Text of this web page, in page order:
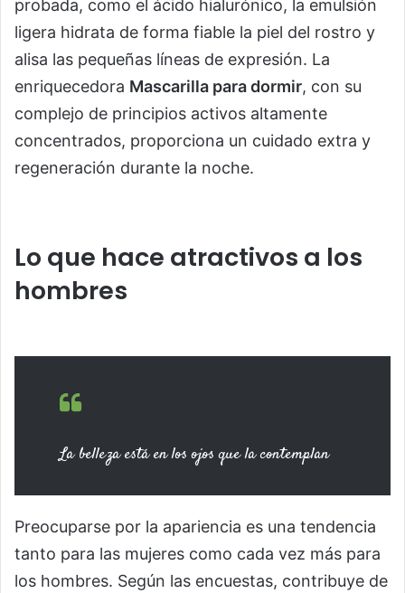
probada, como el ácido hialurónico, la emulsión
ligera hidrata de forma fiable la piel del rostro y
alisa las pequeñas líneas de expresión. La
enriquecedora Mascarilla para dormir, con su
complejo de principios activos altamente
concentrados, proporciona un cuidado extra y
regeneración durante la noche.
Lo que hace atractivos a los
hombres
La belleza está en los ojos que la contemplan
Preocuparse por la apariencia es una tendencia
tanto para las mujeres como cada vez más para
los hombres. Según las encuestas, contribuye de